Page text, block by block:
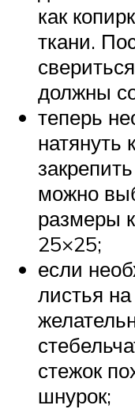
как
ткани.
должны
теперь
натянуть
можно
размеры
25×25;
если
листья
стежок
шнурок;